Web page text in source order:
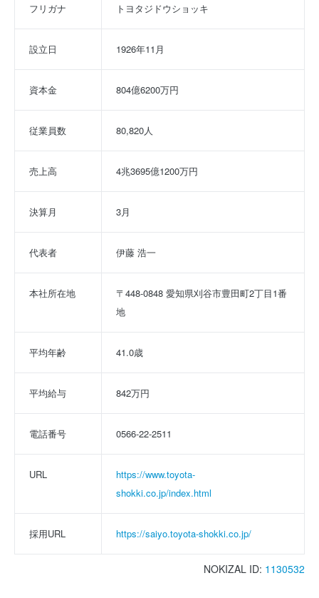
フリガナ トヨタジドウショッキ
設立日 1926年11月
資本金 804億6200万円
従業員数 80,820人
売上高 4兆3695億1200万円
決算月 3月
代表者 伊藤 浩一
本社所在地
〒448-0848 愛知県刈谷市豊田町2丁目1番
地
平均年齢 41.0歳
平均給与 842万円
電話番号 0566-22-2511
URL
https://www.toyota-
shokki.co.jp/index.html
採用URL https://saiyo.toyota-shokki.co.jp/
NOKIZAL ID: 1130532